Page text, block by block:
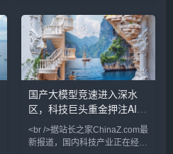
距LED从P2.5一路杀至P0.4，
室内商显市场几乎被重塑。然
而，当间距缩小逼近物理极限，
传统的SMD封装与COB技术的
成本曲线开始钝化，行业竞争的
核心从“单位面积价格”转向“单位
像素价值”。最新披露的供应链
数据显示，2024年第三季度，
增长21
国产大模型竞速进入深水
区，科技巨头重金押注AI基
础设施
<br />据站长之家ChinaZ.com最
新报道，国内科技产业正在经历